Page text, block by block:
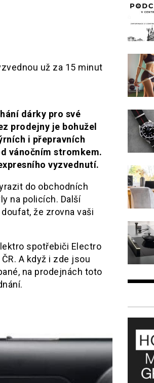
už za 15 minut
dárky pro své
prodejny je bohužel
i přepravních
vánočním stromkem.
vyzvednutí.
do obchodních
na policích. Další
že zrovna vaši
spotřebiči Electro
A když i zde jsou
na prodejnách toto